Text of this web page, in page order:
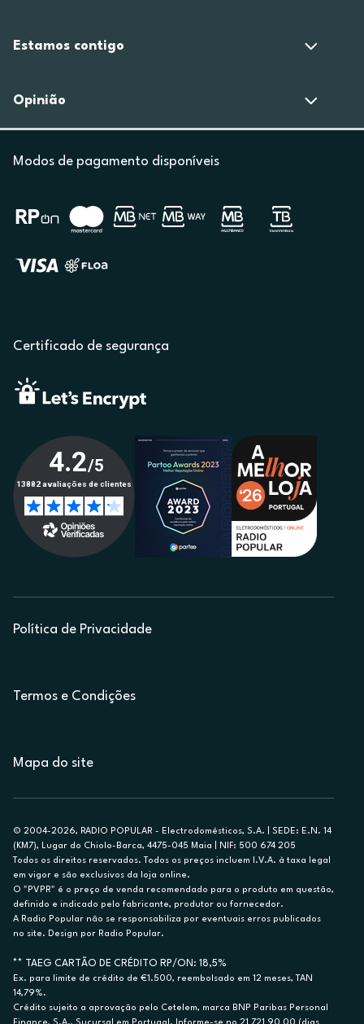
Estamos contigo
Opinião
Modos de pagamento disponíveis
Certificado de segurança
Política de Privacidade
Termos e Condições
Mapa do site
© 2004-2026, RADIO POPULAR - Electrodomésticos, S.A. | SEDE: E.N. 14
(KM7), Lugar do Chiolo-Barca, 4475-045 Maia | NIF: 500 674 205
Todos os direitos reservados. Todos os preços incluem I.V.A. à taxa legal
em vigor e são exclusivos da loja online.
O "PVPR" é o preço de venda recomendado para o produto em questão,
definido e indicado pelo fabricante, produtor ou fornecedor.
A Radio Popular não se responsabiliza por eventuais erros publicados
no site. Design por Radio Popular.
** TAEG CARTÃO DE CRÉDITO RP/ON: 18,5%
Ex. para limite de crédito de €1.500, reembolsado em 12 meses, TAN
14,79%.
Crédito sujeito a aprovação pelo Cetelem, marca BNP Paribas Personal